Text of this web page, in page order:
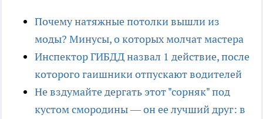
Почему натяжные потолки вышли из
моды? Минусы, о которых молчат мастера
Инспектор ГИБДД назвал 1 действие, после
которого гаишники отпускают водителей
Не вздумайте дергать этот "сорняк" под
кустом смородины — он ее лучший друг: в